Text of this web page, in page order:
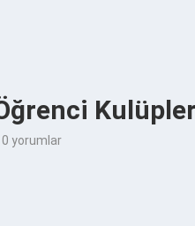
0 yorumlar